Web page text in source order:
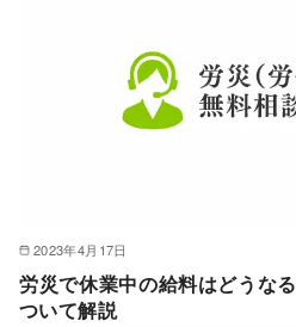
2023年4月17日
労災で休業中の給料はどうな
ついて解説